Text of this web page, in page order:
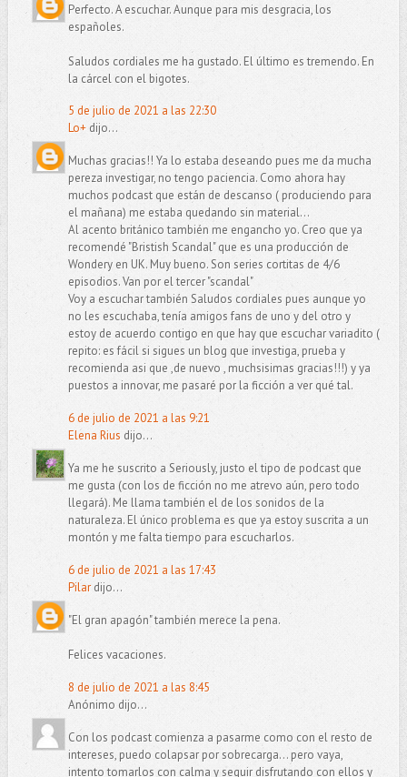
Perfecto. A escuchar. Aunque para mis desgracia, los
españoles.
Saludos cordiales me ha gustado. El último es tremendo. En
la cárcel con el bigotes.
5 de julio de 2021 a las 22:30
Lo+dijo...
Muchas gracias!! Ya lo estaba deseando pues me da mucha
pereza investigar, no tengo paciencia. Como ahora hay
muchos podcast que están de descanso ( produciendo para
el mañana) me estaba quedando sin material...
Al acento británico también me engancho yo. Creo que ya
recomendé "Bristish Scandal" que es una producción de
Wondery en UK. Muy bueno. Son series cortitas de 4/6
episodios. Van por el tercer "scandal"
Voy a escuchar también Saludos cordiales pues aunque yo
no les escuchaba, tenía amigos fans de uno y del otro y
estoy de acuerdo contigo en que hay que escuchar variadito (
repito: es fácil si sigues un blog que investiga, prueba y
recomienda asi que ,de nuevo , muchsisimas gracias!!!) y ya
puestos a innovar, me pasaré por la ficción a ver qué tal.
6 de julio de 2021 a las 9:21
Elena Rius dijo...
Ya me he suscrito a Seriously, justo el tipo de podcast que
me gusta (con los de ficción no me atrevo aún, pero todo
llegará). Me llama también el de los sonidos de la
naturaleza. El único problema es que ya estoy suscrita a un
montón y me falta tiempo para escucharlos.
6 de julio de 2021 a las 17:43
Pilardijo...
"El gran apagón" también merece la pena.
Felices vacaciones.
8 de julio de 2021 a las 8:45
Anónimo dijo...
Con los podcast comienza a pasarme como con el resto de
intereses, puedo colapsar por sobrecarga... pero vaya,
intento tomarlos con calma y seguir disfrutando con ellos y